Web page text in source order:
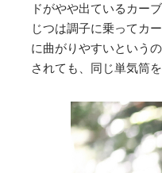
ドがやや出ているカー
じつは調子に乗ってカ
に曲がりやすいという
されても、同じ単気筒